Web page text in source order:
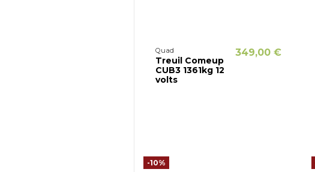
Quad
Treuil Comeup
CUB3 1361kg 12
volts
349,00 €
-10%